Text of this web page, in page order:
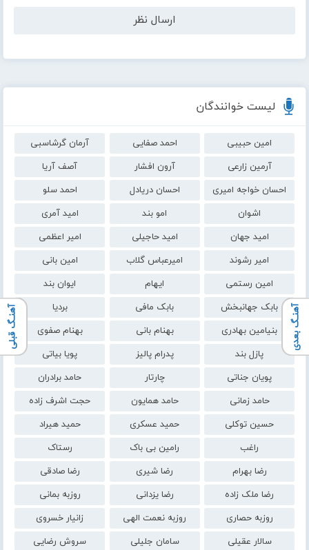
لیست خوانندگان
امین حبیبی احمد صفایی
آرمان گرشاسبی
آرمین زارعی
آرون افشار
آصف آریا
احسان خواجه امیری
احسان دریادل
احمد سلو
اشوان
امو بند
امید آمری
امید جهان
امید حاجیلی
امیر اعظمی
امیر رشوند
امیرعباس گلاب
امین بانی
امین رستمی
ایهام
ایوان بند
بابک جهانبخش
بابک مافی
بردیا
بنیامین بهادری
بهنام بانی
بهنام صفوی
پازل بند
پدرام پالیز
پویا بیاتی
پویان جناتی
چارتار
حامد برادران
حامد زمانی
حامد همایون
حجت اشرف زاده
حسین توکلی
حمید عسکری
حمید هیراد
راغب
رامین بی باک
رستاک
رضا بهرام
رضا شیری
رضا صادقی
رضا ملک زاده
رضا یزدانی
روزبه بمانی
روزبه حصاری
روزبه نعمت الهی
زانیار خسروی
سالار عقیلی
سامان جلیلی
سروش رضایی
آهنـگ بعدی آهنـگ قبلی